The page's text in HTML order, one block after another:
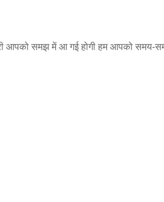
आपको समझ में आ गई होगी हम आपको